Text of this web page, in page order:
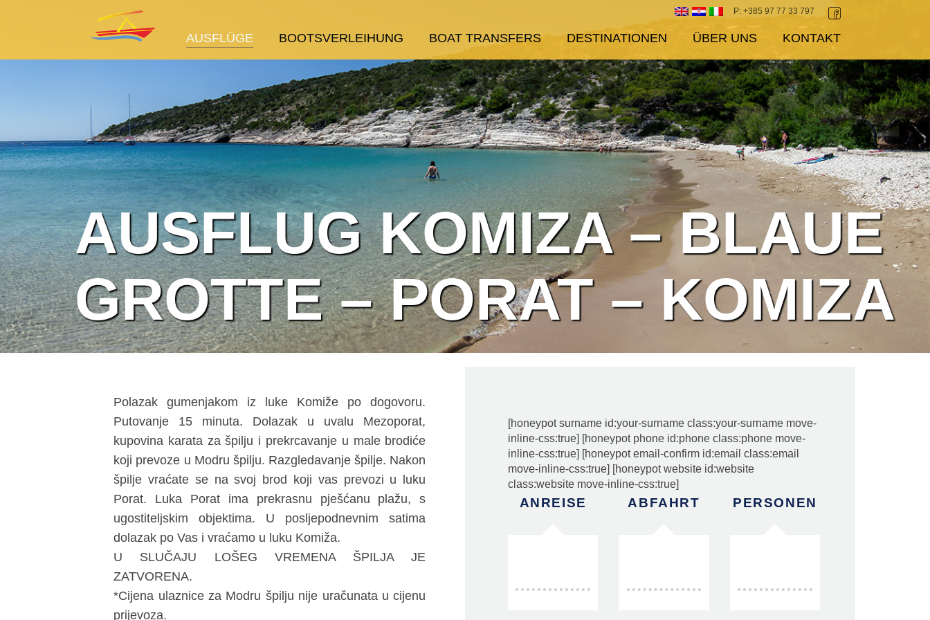
P: +385 97 77 33 797
AUSFLÜGE BOOTSVERLEIHUNG BOAT TRANSFERS DESTINATIONEN ÜBER UNS KONTAKT
AUSFLUG KOMIZA – BLAUE
GROTTE – PORAT – KOMIZA
Polazak gumenjakom iz luke Komiže po dogovoru.
Putovanje 15 minuta. Dolazak u uvalu Mezoporat,
kupovina karata za špilju i prekrcavanje u male brodiće
koji prevoze u Modru špilju. Razgledavanje špilje. Nakon
špilje vraćate se na svoj brod koji vas prevozi u luku
Porat. Luka Porat ima prekrasnu pješćanu plažu, s
ugostiteljskim objektima. U posljepodnevnim satima
dolazak po Vas i vraćamo u luku Komiža.
U SLUČAJU LOŠEG VREMENA ŠPILJA JE
ZATVORENA.
*Cijena ulaznice za Modru špilju nije uračunata u cijenu
prijevoza.
[honeypot surname id:your-surname class:your-surname move-
inline-css:true] [honeypot phone id:phone class:phone move-
inline-css:true] [honeypot email-confirm id:email class:email
move-inline-css:true] [honeypot website id:website
class:website move-inline-css:true]
ANREISE ABFAHRT PERSONEN